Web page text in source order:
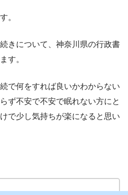
。
きについて、神奈川県の行政書
す。
で何をすれば良いかわからない
ず不安で不安で眠れない方にと
で少し気持ちが楽になると思い